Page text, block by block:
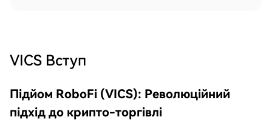
VICS Вступ
Підйом RoboFi (VICS): Революційний
підхід до крипто-торгівлі